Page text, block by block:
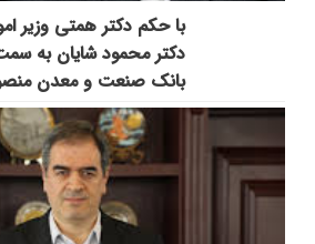
با حکم دکتر همتی وزیر
دکتر محمود شایان به
بانک صنعت و معدن